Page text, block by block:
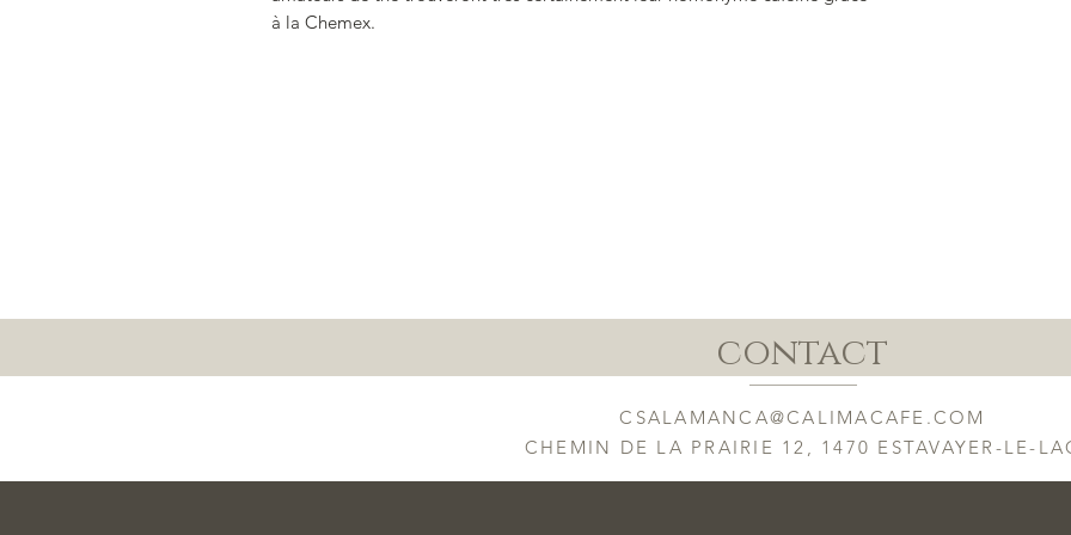
à la Chemex.
contact
CSALAMANCA@CALIMACAFE.COM
CHEMIN DE LA PRAIRIE 12, 1470 ESTAVAYER-LE-